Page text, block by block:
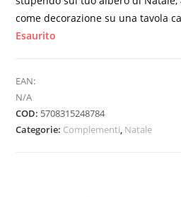
come decorazione su una tavola
Esaurito
EAN:
N/A
COD: 5708315248784
Categorie: Complementi, Natale